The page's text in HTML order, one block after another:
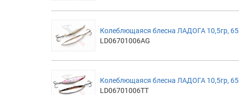
Колеблющаяся блесна ЛАДОГА 10,5гр,
LD06701006AG
Колеблющаяся блесна ЛАДОГА 10,5гр,
LD06701006TT